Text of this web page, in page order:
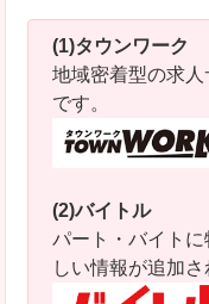
(1)タウンワーク
地域密着型の求
です。
(2)バイトル
パート・バイト
しい情報が追加さ